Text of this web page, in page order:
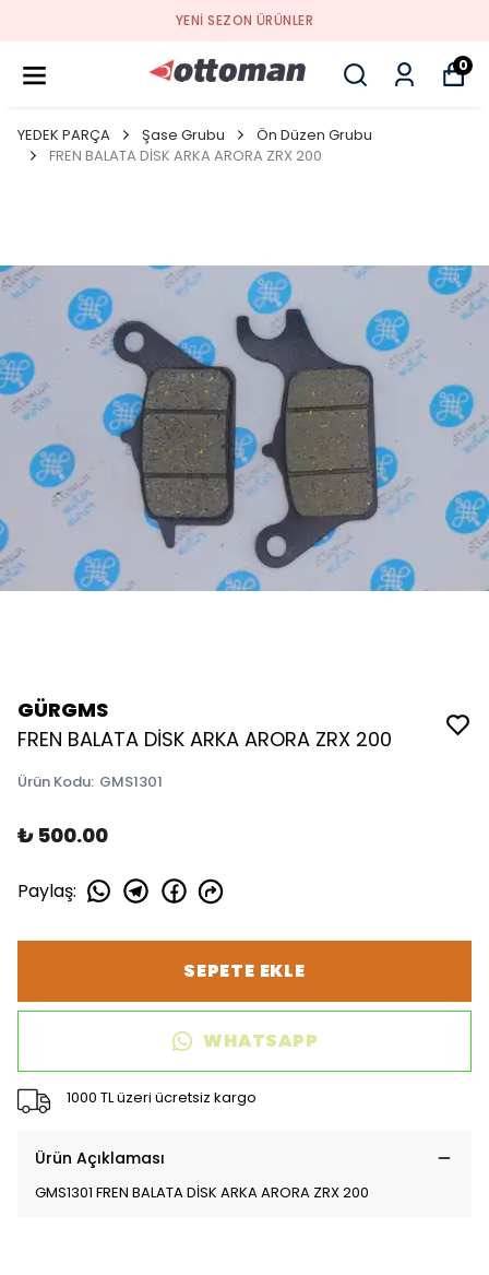
YENI SEZON ÜRÜNLER
0
YEDEK PARÇA Şase Grubu
Ön Düzen Grubu
FREN BALATA DİSK ARKA ARORA ZRX 200
GÜRGMS
FREN BALATA DİSK ARKA ARORA ZRX 200
Ürün Kodu: GMS1301
₺ 500.00
Paylaş:
SEPETE EKLE
WHATSAPP
1000 TL üzeri ücretsiz kargo
Ürün Açıklaması
GMS1301 FREN BALATA DİSK ARKA ARORA ZRX 200